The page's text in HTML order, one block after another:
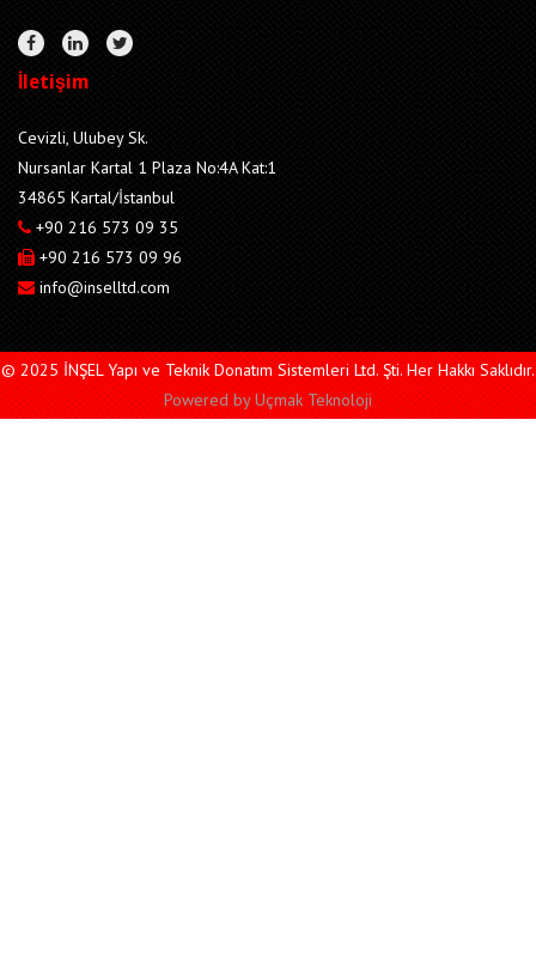
İletişim
Cevizli, Ulubey Sk.
Nursanlar Kartal 1 Plaza No:4A Kat:1
34865 Kartal/İstanbul
+90 216 573 09 35
+90 216 573 09 96
info@inselltd.com
© 2025 İNŞEL Yapı ve Teknik Donatım Sistemleri Ltd. Şti. Her Hakkı Saklıdır.
Powered by Uçmak Teknoloji